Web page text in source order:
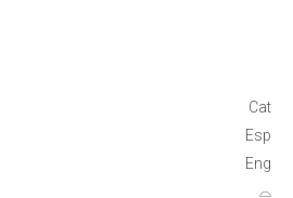
Cat
Esp
Eng
⌓